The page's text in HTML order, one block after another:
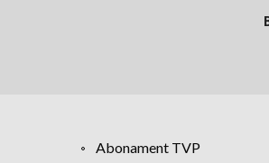
Abonament TVP